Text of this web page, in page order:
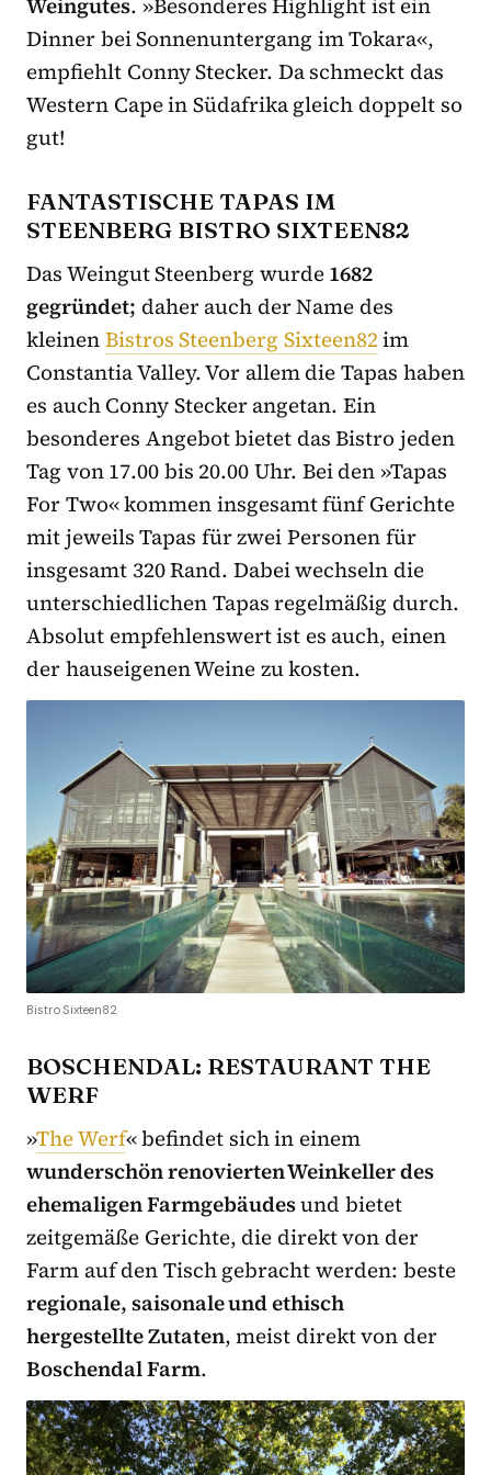
Dinner bei Sonnenuntergang im Tokara«,
empfiehlt Conny Stecker. Da schmeckt das
Western Cape in Südafrika gleich doppelt so
gut!
FANTASTISCHE TAPAS IM
STEENBERG BISTRO SIXTEEN82
Das Weingut Steenberg wurde1682
gegründet; daher auch der Name des
kleinenBistros Steenberg Sixteen82im
Constantia Valley. Vor allem die Tapas haben
es auch Conny Stecker angetan. Ein
besonderes Angebot bietet das Bistro jeden
Tag von 17.00 bis 20.00 Uhr. Bei den »Tapas
For Two« kommen insgesamt fünf Gerichte
mit jeweils Tapas für zwei Personen für
insgesamt 320 Rand. Dabei wechseln die
unterschiedlichen Tapas regelmäßig durch.
Absolut empfehlenswert ist es auch, einen
der hauseigenen Weine zu kosten.
Bistro Sixteen82
BOSCHENDAL: RESTAURANT THE
WERF
»The Werf« befindet sich in einem
wunderschön renovierten Weinkeller des
ehemaligen Farmgebäudesund bietet
zeitgemäße Gerichte, die direkt von der
Farm auf den Tisch gebracht werden: beste
regionale, saisonale und ethisch
hergestellte Zutaten, meist direkt von der
Boschendal Farm.